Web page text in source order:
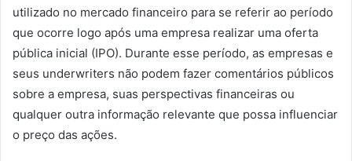
utilizado no mercado financeiro para se referir ao período
que ocorre logo após uma empresa realizar uma oferta
pública inicial (IPO). Durante esse período, as empresas e
seus underwriters não podem fazer comentários públicos
sobre a empresa, suas perspectivas financeiras ou
qualquer outra informação relevante que possa influenciar
o preço das ações.